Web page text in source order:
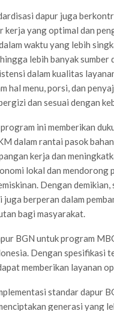
dapur juga
kerja yang optimal dan
waktu yang lebih
lebih banyak
dalam kualitas
hal menu, porsi, dan
dan sesuai dengan
ini memberikan
dalam rantai pasok
kerja dan
lokal dan
Dengan
juga berperan dalam
bagi masyarakat.
BGN untuk program
Dengan spesifikasi
memberikan layanan
standar dapur
generasi yang